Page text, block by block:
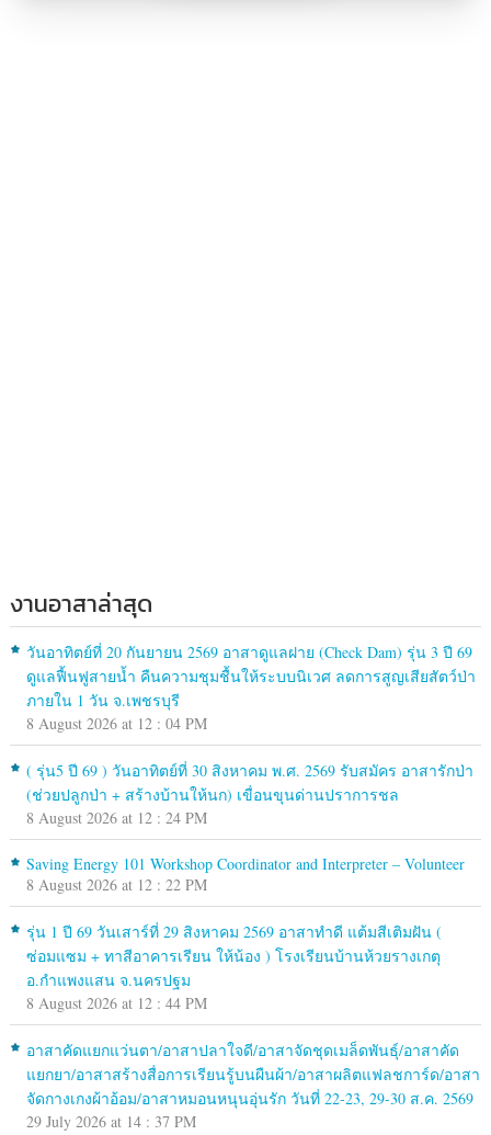
งานอาสาล่าสุด
วันอาทิตย์ที่ 20 กันยายน 2569 อาสาดูแลฝาย (Check Dam) รุ่น 3 ปี 69
ดูแลฟื้นฟูสายน้ำ คืนความชุมชื้นให้ระบบนิเวศ ลดการสูญเสียสัตว์ป่า
ภายใน 1 วัน จ.เพชรบุรี
8 August 2026 at 12 : 04 PM
( รุ่น5 ปี 69 ) วันอาทิตย์ที่ 30 สิงหาคม พ.ศ. 2569 รับสมัคร อาสารักป่า
(ช่วยปลูกป่า + สร้างบ้านให้นก) เขื่อนขุนด่านปราการชล
8 August 2026 at 12 : 24 PM
Saving Energy 101 Workshop Coordinator and Interpreter – Volunteer
8 August 2026 at 12 : 22 PM
รุ่น 1 ปี 69 วันเสาร์ที่ 29 สิงหาคม 2569 อาสาทำดี แต้มสีเติมฝัน (
ซ่อมแซม + ทาสีอาคารเรียน ให้น้อง ) โรงเรียนบ้านห้วยรางเกตุ
อ.กำแพงแสน จ.นครปฐม
8 August 2026 at 12 : 44 PM
อาสาคัดแยกแว่นตา/อาสาปลาใจดี/อาสาจัดชุดเมล็ดพันธุ์/อาสาคัด
แยกยา/อาสาสร้างสื่อการเรียนรู้บนผืนผ้า/อาสาผลิตแฟลชการ์ด/อาสา
จัดกางเกงผ้าอ้อม/อาสาหมอนหนุนอุ่นรัก วันที่ 22-23, 29-30 ส.ค. 2569
29 July 2026 at 14 : 37 PM